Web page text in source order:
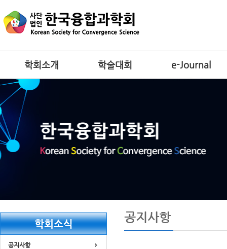
학회소개 학술대회 e-Journal
공지사항
공지사항